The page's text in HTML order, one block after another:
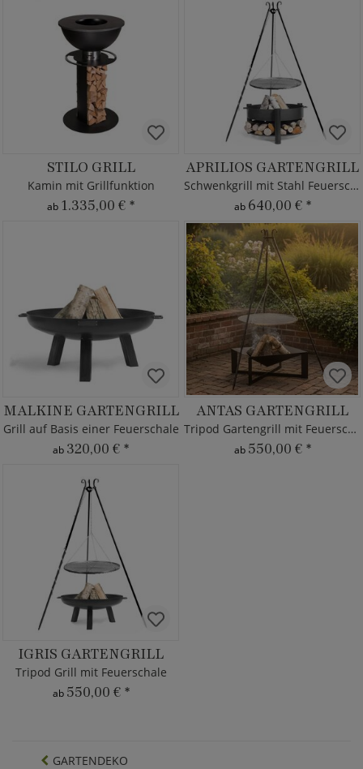
STILO GRILL
Kamin mit Grillfunktion
ab 1.335,00 € *
APRILIOS GARTENGRILL
Schwenkgrill mit Stahl Feuerschale
ab 640,00 € *
MALKINE GARTENGRILL
Grill auf Basis einer Feuerschale
ab 320,00 € *
ANTAS GARTENGRILL
Tripod Gartengrill mit Feuerschale
ab 550,00 € *
IGRIS GARTENGRILL
Tripod Grill mit Feuerschale
ab 550,00 € *
GARTENDEKO